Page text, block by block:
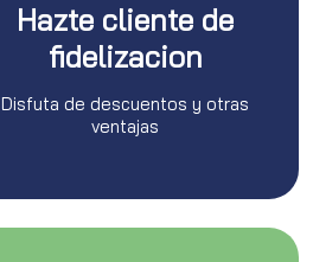
Hazte cliente de
fidelizacion
Disfuta de descuentos y otras
ventajas